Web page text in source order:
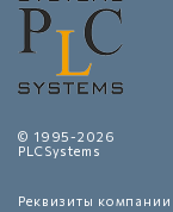
© 1995-2026
PLCSystems
Реквизиты компании